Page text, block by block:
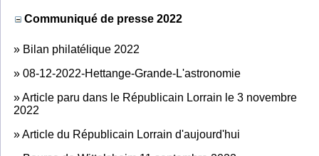
Communiqué de presse 2022
» Bilan philatélique 2022
» 08-12-2022-Hettange-Grande-L'astronomie
»Article paru dans le Républicain Lorrain le 3 novembre
2022
»Article du Républicain Lorrain d'aujourd'hui